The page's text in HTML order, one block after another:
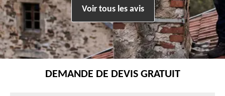
Voir tous les avis
DEMANDE DE DEVIS GRATUIT